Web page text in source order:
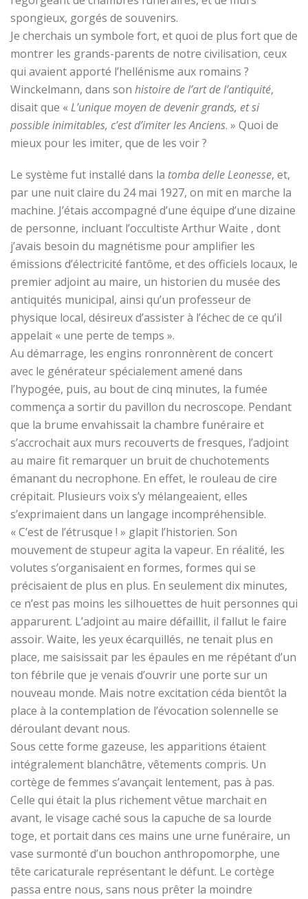
spongieux, gorgés de souvenirs.
Je cherchais un symbole fort, et quoi de plus fort que de
montrer les grands-parents de notre civilisation, ceux
qui avaient apporté l’hellénisme aux romains ?
Winckelmann, dans son histoire de l’art de l’antiquité,
disait que «L’unique moyen de devenir grands, et si
possible inimitables, c’est d’imiter les Anciens. » Quoi de
mieux pour les imiter, que de les voir ?
Le système fut installé dans la tomba delle Leonesse, et,
par une nuit claire du 24 mai 1927, on mit en marche la
machine. J’étais accompagné d’une équipe d’une dizaine
de personne, incluant l’occultiste Arthur Waite , dont
j’avais besoin du magnétisme pour amplifier les
émissions d’électricité fantôme, et des officiels locaux, le
premier adjoint au maire, un historien du musée des
antiquités municipal, ainsi qu’un professeur de
physique local, désireux d’assister à l’échec de ce qu’il
appelait « une perte de temps ».
Au démarrage, les engins ronronnèrent de concert
avec le générateur spécialement amené dans
l’hypogée, puis, au bout de cinq minutes, la fumée
commença a sortir du pavillon du necroscope. Pendant
que la brume envahissait la chambre funéraire et
s’accrochait aux murs recouverts de fresques, l’adjoint
au maire fit remarquer un bruit de chuchotements
émanant du necrophone. En effet, le rouleau de cire
crépitait. Plusieurs voix s’y mélangeaient, elles
s’exprimaient dans un langage incompréhensible.
« C’est de l’étrusque ! » glapit l’historien. Son
mouvement de stupeur agita la vapeur. En réalité, les
volutes s’organisaient en formes, formes qui se
précisaient de plus en plus. En seulement dix minutes,
ce n’est pas moins les silhouettes de huit personnes qui
apparurent. L’adjoint au maire défaillit, il fallut le faire
assoir. Waite, les yeux écarquillés, ne tenait plus en
place, me saisissait par les épaules en me répétant d’un
ton fébrile que je venais d’ouvrir une porte sur un
nouveau monde. Mais notre excitation céda bientôt la
place à la contemplation de l’évocation solennelle se
déroulant devant nous.
Sous cette forme gazeuse, les apparitions étaient
intégralement blanchâtre, vêtements compris. Un
cortège de femmes s’avançait lentement, pas à pas.
Celle qui était la plus richement vêtue marchait en
avant, le visage caché sous la capuche de sa lourde
toge, et portait dans ces mains une urne funéraire, un
vase surmonté d’un bouchon anthropomorphe, une
tête caricaturale représentant le défunt. Le cortège
passa entre nous, sans nous prêter la moindre